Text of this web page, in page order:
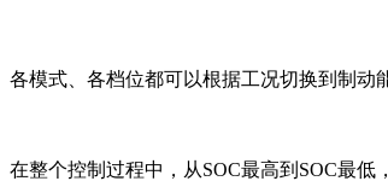
各模式、各档位都可以根据工况切换到制动
在整个控制过程中，从SOC最高到SOC最